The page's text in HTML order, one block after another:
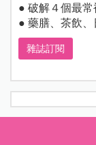
● 破解４個最
● 藥膳、茶飲
雜誌訂閱